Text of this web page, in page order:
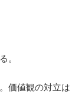
。
価値観の対立は